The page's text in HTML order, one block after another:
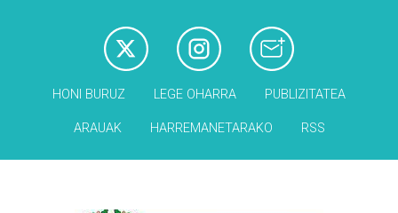
HONI BURUZ LEGE OHARRA PUBLIZITATEA
ARAUAK HARREMANETARAKO RSS